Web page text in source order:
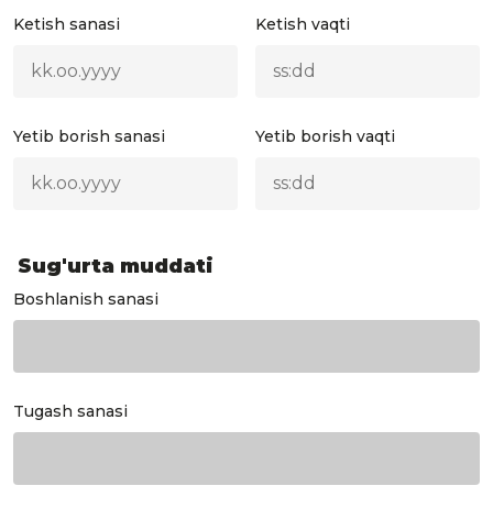
Ketish sanasi Ketish vaqti
Yetib borish sanasi Yetib borish vaqti
Sug'urta muddati
Boshlanish sanasi
Tugash sanasi